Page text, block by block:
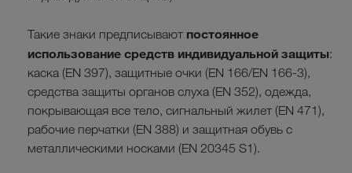
Такие знаки предписывают постоянное
использование средств индивидуальной защиты:
каска (EN 397), защитные очки (EN 166/EN 166-3),
средства защиты органов слуха (EN 352), одежда,
покрывающая все тело, сигнальный жилет (EN 471),
рабочие перчатки (EN 388) и защитная обувь с
металлическими носками (EN 20345 S1).